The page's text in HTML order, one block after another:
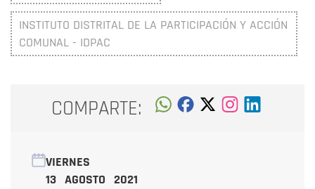
INSTITUTO DISTRITAL DE LA PARTICIPACIÓN Y ACCIÓN
COMUNAL - IDPAC
COMPARTE:
VIERNES
13 AGOSTO 2021